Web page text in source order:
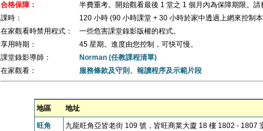
合格保障：
半費重考。開始觀看最後 1 堂之 1 個月內為保障期限。請
課時：
120 小時 (90 小時課堂 + 30 小時於家中透過上網來控制
在家觀看時禁用程式：
一些危害課堂錄影版權的程式。
享用時期：
45 星期。進度由您控制，可快可慢。
課堂錄影導師：
Norman (任教課程清單)
在家觀看：
服務條款及守則、報讀程序及示範片段
地區 地址
旺角 九龍旺角亞皆老街 109 號，皆旺商業大廈 18 樓 1802 - 1807